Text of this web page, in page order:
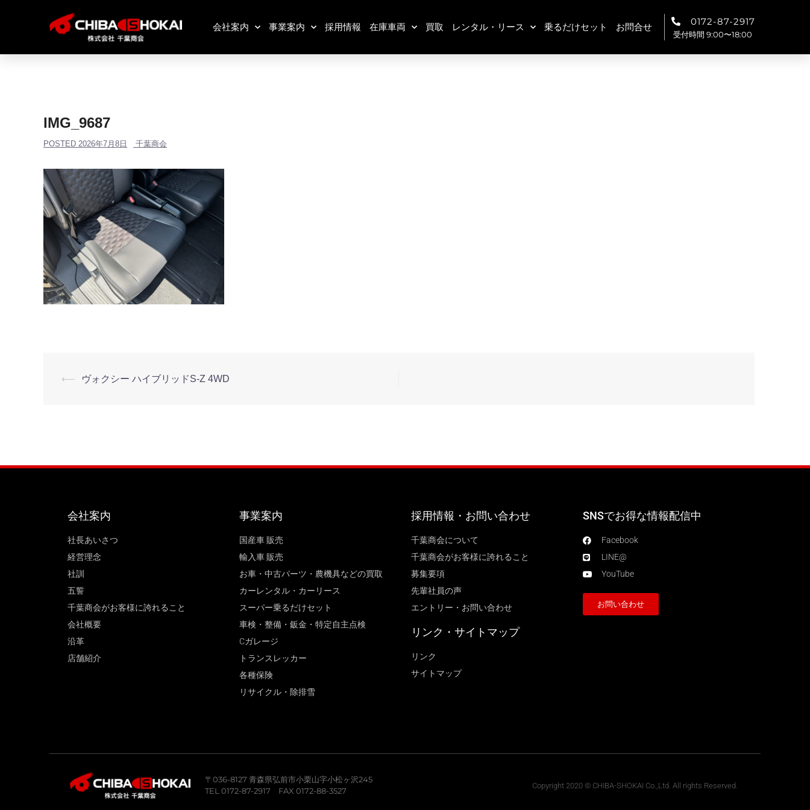
会社案内 事業案内 採用情報 在庫車両 買取 レンタル・リース 乗るだけセット お問合せ 0172-87-2917
受付時間 9:00〜18:00
IMG_9687
POSTED 2026年7月8日 千葉商会
⟵ ヴォクシー ハイブリッドS-Z 4WD
会社案内
社長あいさつ
経営理念
社訓
五誓
千葉商会がお客様に誇れること
会社概要
沿革
店舗紹介
事業案内
国産車 販売
輸入車 販売
お車・中古パーツ・農機具などの買取
カーレンタル・カーリース
スーパー乗るだけセット
車検・整備・鈑金・特定自主点検
Cガレージ
トランスレッカー
各種保険
リサイクル・除排雪
採用情報・お問い合わせ
千葉商会について
千葉商会がお客様に誇れること​
募集要項
先輩社員の声
エントリー・お問い合わせ
リンク・サイトマップ
リンク
サイトマップ
SNSでお得な情報配信中
Facebook
LINE@
YouTube
お問い合わせ
〒036-8127 青森県弘前市小栗山字小松ヶ沢245
TEL 0172-87-2917 FAX 0172-88-3527
Copyright 2020 © CHIBA-SHOKAI Co.,Ltd. All rights Reserved.